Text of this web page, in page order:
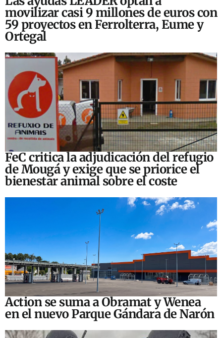
movilizar casi 9 millones de euros con
59 proyectos en Ferrolterra, Eume y
Ortegal
FeC critica la adjudicación del refugio
de Mougá y exige que se priorice el
bienestar animal sobre el coste
Action se suma a Obramat y Wenea
en el nuevo Parque Gándara de Narón